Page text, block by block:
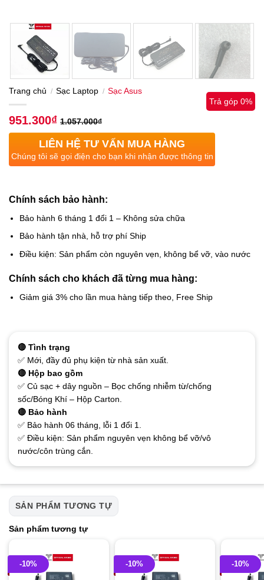
Trang chủ / Sạc Laptop / Sạc Asus
951.300₫ 1.057.000₫
Trả góp 0%
LIÊN HỆ TƯ VẤN MUA HÀNG
Chúng tôi sẽ gọi điện cho bạn khi nhận được thông tin
Chính sách bảo hành:
Bảo hành 6 tháng 1 đổi 1 – Không sửa chữa
Bảo hành tận nhà, hỗ trợ phí Ship
Điều kiện: Sản phẩm còn nguyên vẹn, không bể vỡ, vào nước
Chính sách cho khách đã từng mua hàng:
Giảm giá 3% cho lần mua hàng tiếp theo, Free Ship
🔴 Tình trạng
✅ Mới, đầy đủ phụ kiện từ nhà sản xuất.
🔴 Hộp bao gồm
✅ Củ sạc + dây nguồn – Bọc chống nhiễm từ/chống
sốc/Bóng Khí – Hộp Carton.
🔴 Bảo hành
✅ Bảo hành 06 tháng, lỗi 1 đổi 1.
✅ Điều kiện: Sản phẩm nguyên vẹn không bể vỡ/vô
nước/côn trùng cắn.
SẢN PHẨM TƯƠNG TỰ
Sản phẩm tương tự
-10% -10% -10%